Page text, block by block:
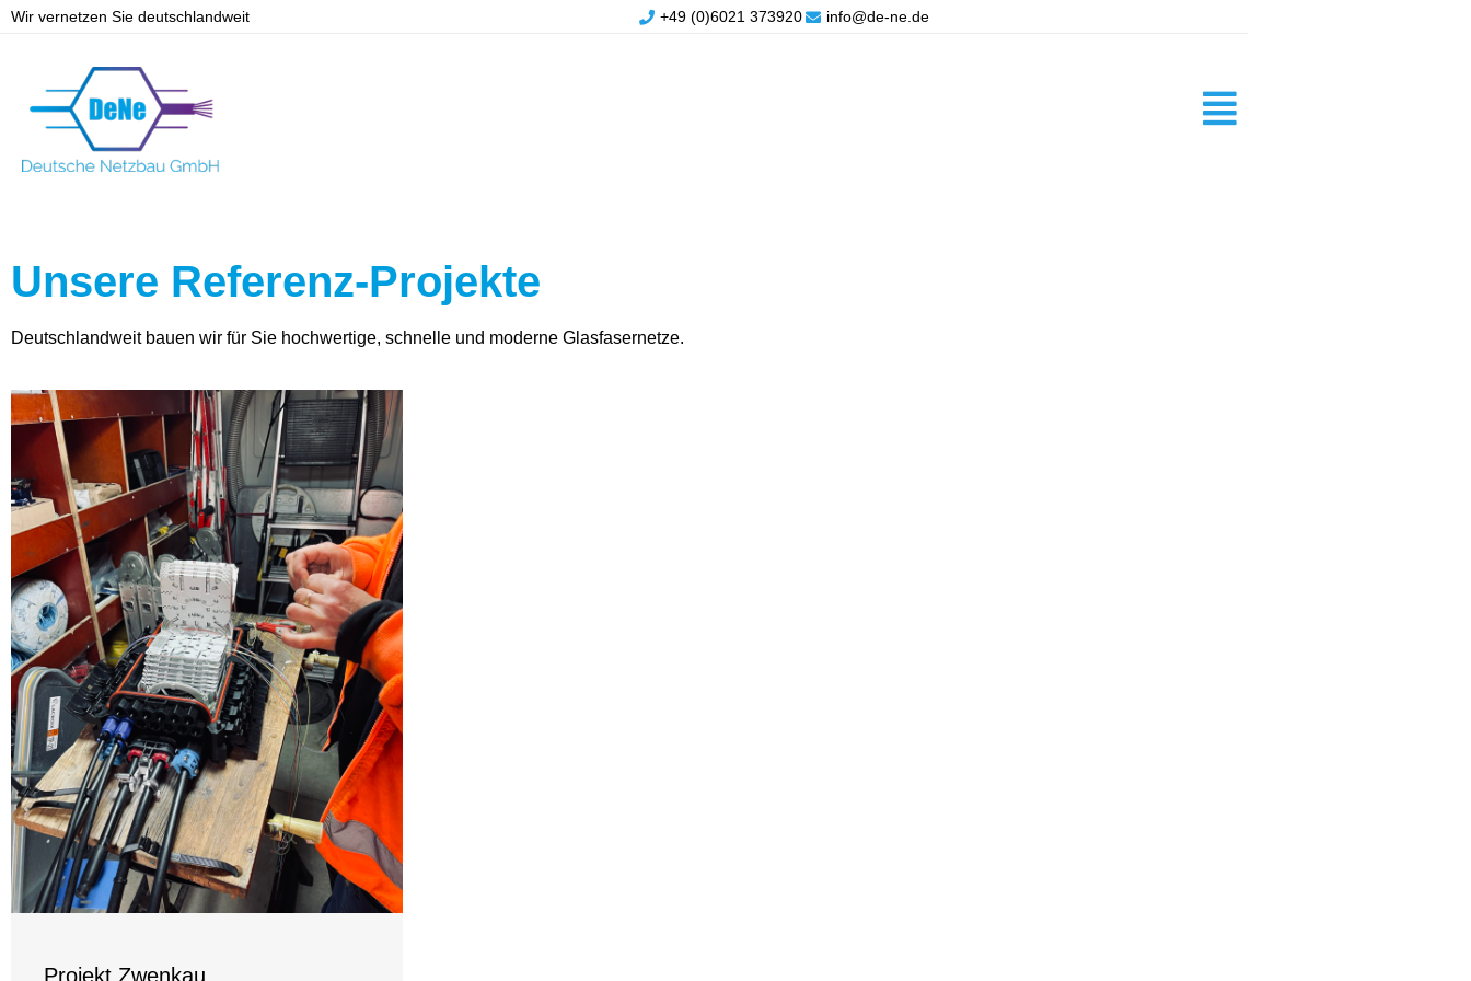
Wir vernetzen Sie deutschlandweit +49 (0)6021 373920 info@de-ne.de
Unsere Referenz-Projekte
Deutschlandweit bauen wir für Sie hochwertige, schnelle und moderne Glasfasernetze.
Projekt Zwenkau